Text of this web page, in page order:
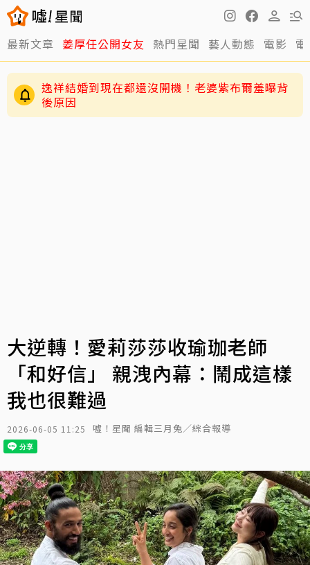
最新文章 姜厚任公開女友 熱門星聞 藝人動態 電影
逸祥結婚到現在都還沒開機！老婆紫布爾羞曝背
後原因
大逆轉！愛莉莎莎收瑜珈老師
「和好信」 親洩內幕：鬧成這樣
我也很難過
2026-06-05 11:25 噓！星聞 編輯三月兔／綜合報導